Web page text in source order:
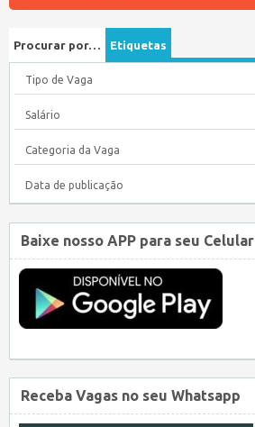
Procurar por… Etiquetas
Tipo de Vaga
Salário
Categoria da Vaga
Data de publicação
Baixe nosso APP para seu Celular
Receba Vagas no seu Whatsapp